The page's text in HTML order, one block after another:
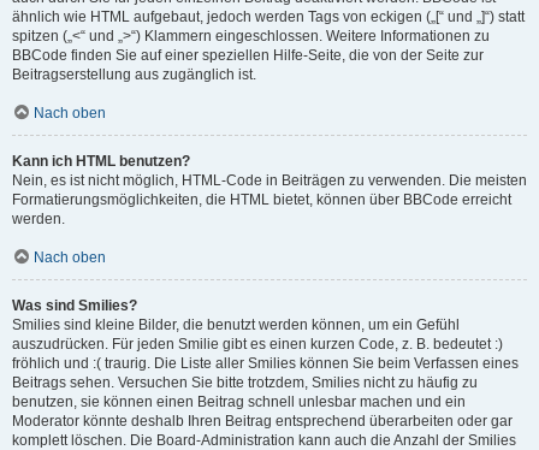
ähnlich wie HTML aufgebaut, jedoch werden Tags von eckigen („[“ und „]“) statt
spitzen („<“ und „>“) Klammern eingeschlossen. Weitere Informationen zu
BBCode finden Sie auf einer speziellen Hilfe-Seite, die von der Seite zur
Beitragserstellung aus zugänglich ist.
Nach oben
Kann ich HTML benutzen?
Nein, es ist nicht möglich, HTML-Code in Beiträgen zu verwenden. Die meisten
Formatierungsmöglichkeiten, die HTML bietet, können über BBCode erreicht
werden.
Nach oben
Was sind Smilies?
Smilies sind kleine Bilder, die benutzt werden können, um ein Gefühl
auszudrücken. Für jeden Smilie gibt es einen kurzen Code, z. B. bedeutet :)
fröhlich und :( traurig. Die Liste aller Smilies können Sie beim Verfassen eines
Beitrags sehen. Versuchen Sie bitte trotzdem, Smilies nicht zu häufig zu
benutzen, sie können einen Beitrag schnell unlesbar machen und ein
Moderator könnte deshalb Ihren Beitrag entsprechend überarbeiten oder gar
komplett löschen. Die Board-Administration kann auch die Anzahl der Smilies